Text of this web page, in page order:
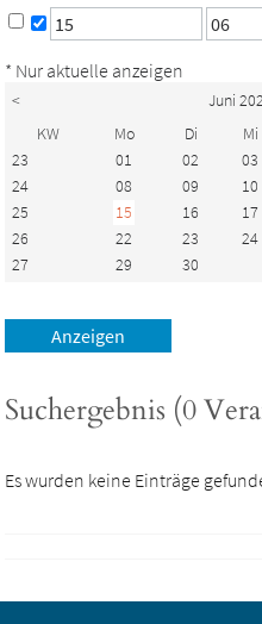
* Nur aktuelle anzeigen
< Juni
KW
Mo Di Mi
23
01 02 03
24
08 09 10
25
15 16 17
26
22 23 24
27
29 30
Suchergebnis (0
Es wurden keine Einträge